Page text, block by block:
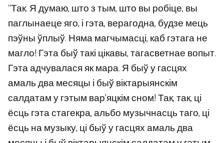
“Так. Я думаю, што з тым, што вы робіце, вы
паглынаеце яго, і гэта, верагодна, будзе мець
пэўны ўплыў. Няма магчымасці, каб гэтага не
магло! Гэта быў такі цікавы, тагасветнае вопыт.
Гэта адчувалася як мара. Я быў у гасцях
амаль два месяцы і быў віктарыянскім
салдатам у гэтым вар’яцкім сном! Так, так, ці
ёсць гэта стагекра, альбо музычнасць таго, ці
ёсць на музыку, ці быў у гасцях амаль два